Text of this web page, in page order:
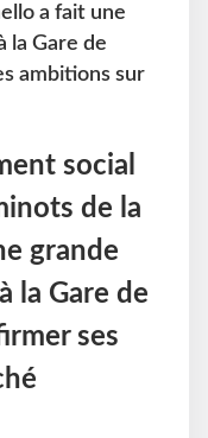
a fait une
la Gare de
ambitions sur
social
de la
grande
la Gare de
ses